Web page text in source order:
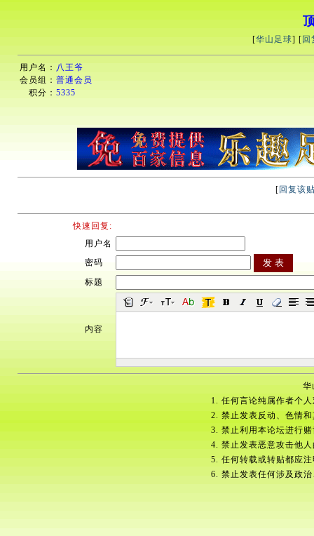
[华山足球] [ 回
用户名： 八王爷
会员组： 普通会员
积分： 5335
[ 回复该
快速回复:
用户名
密码
标题
内容
华
1. 任何言论纯属作者个
2. 禁止发表反动、色情
3. 禁止利用本论坛进行
4. 禁止发表恶意攻击他
5. 任何转载或转贴都应
6. 禁止发表任何涉及政